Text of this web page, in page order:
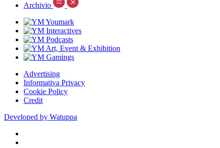
Archivio
Advertising
Informativa Privacy
Cookie Policy
Credit
Developed by Watuppa